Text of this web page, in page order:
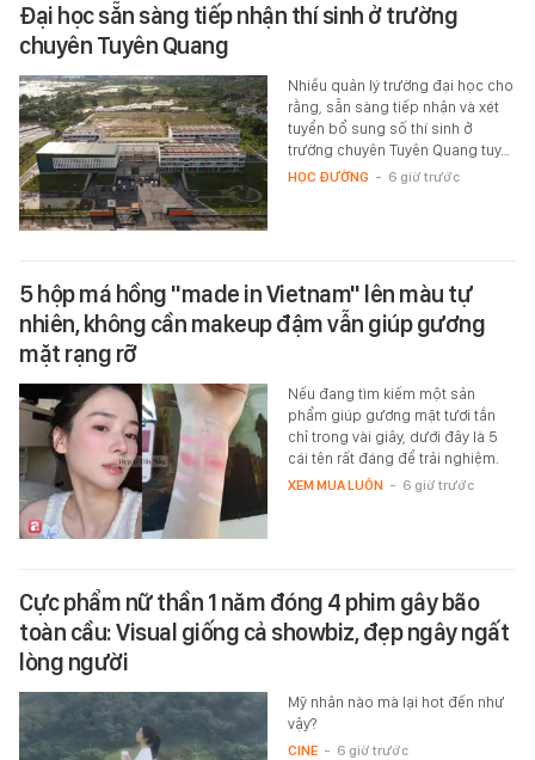
Đại học sẵn sàng tiếp nhận thí sinh ở trường
chuyên Tuyên Quang
Nhiều quản lý trường đại học cho
rằng, sẵn sàng tiếp nhận và xét
tuyển bổ sung số thí sinh ở
trường chuyên Tuyên Quang tuy…
HỌC ĐƯỜNG - 6 giờ trước
5 hộp má hồng "made in Vietnam" lên màu tự
nhiên, không cần makeup đậm vẫn giúp gương
mặt rạng rỡ
Nếu đang tìm kiếm một sản
phẩm giúp gương mặt tươi tắn
chỉ trong vài giây, dưới đây là 5
cái tên rất đáng để trải nghiệm.
XEM MUA LUÔN - 6 giờ trước
Cực phẩm nữ thần 1 năm đóng 4 phim gây bão
toàn cầu: Visual giống cả showbiz, đẹp ngây ngất
lòng người
Mỹ nhân nào mà lại hot đến như
vậy?
CINE - 6 giờ trước